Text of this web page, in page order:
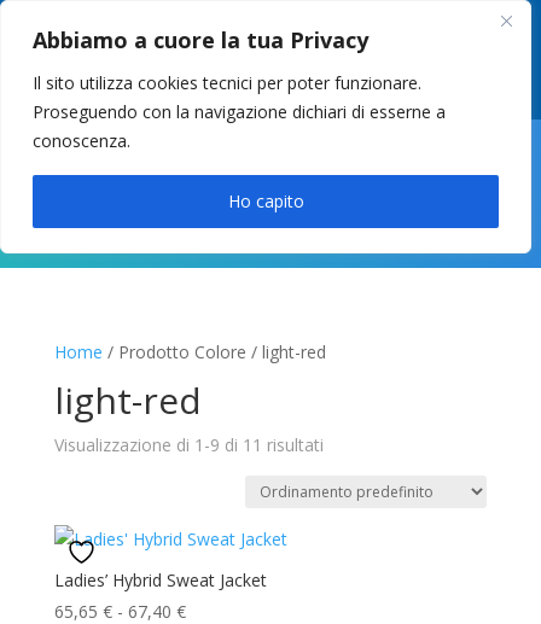
Abbiamo a cuore la tua Privacy
Il sito utilizza cookies tecnici per poter funzionare.
Proseguendo con la navigazione dichiari di esserne a
conoscenza.
Ho capito
049 8627946 –info@cstosetto.it
LUN-VEN 9-12 / 14:30-17
Home / Prodotto Colore / light-red
light-red
Visualizzazione di 1-9 di 11 risultati
Ladies’ Hybrid Sweat Jacket
65,65 € - 67,40 €Fascia